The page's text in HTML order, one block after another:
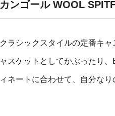
カンゴール WOOL
クラシックスタイルの定番キ
ャスケットとしてかぶったり
ィネートに合わせて、自分なり